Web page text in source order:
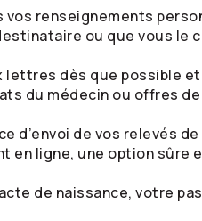
vos renseignements
ou que vous le
lettres dès que possible
du médecin ou offres
d’envoi de vos relevés
en ligne, une option sûre
de naissance, votre